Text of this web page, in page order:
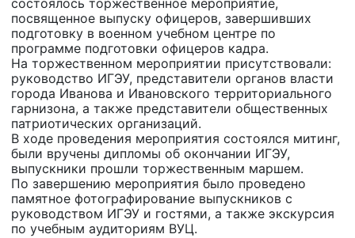
состоялось торжественное мероприятие,
посвященное выпуску офицеров, завершивших
подготовку в военном учебном центре по
программе подготовки офицеров кадра.
На торжественном мероприятии присутствовали:
руководство ИГЭУ, представители органов власти
города Иванова и Ивановского территориального
гарнизона, а также представители общественных
патриотических организаций.
В ходе проведения мероприятия состоялся митинг,
были вручены дипломы об окончании ИГЭУ,
выпускники прошли торжественным маршем.
По завершению мероприятия было проведено
памятное фотографирование выпускников с
руководством ИГЭУ и гостями, а также экскурсия
по учебным аудиториям ВУЦ.